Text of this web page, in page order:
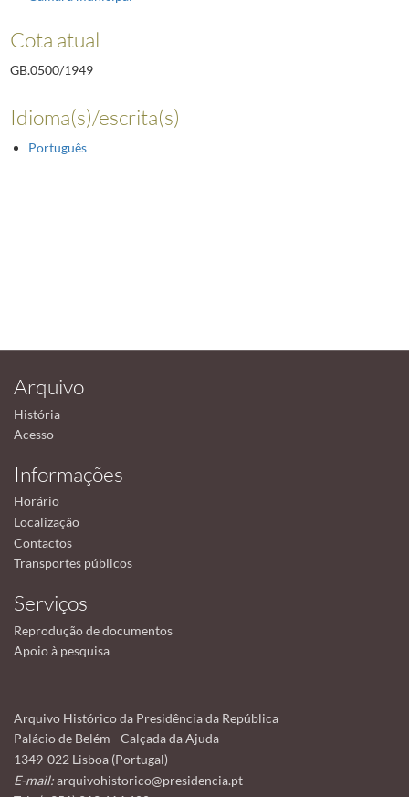
Cota atual
GB.0500/1949
Idioma(s)/escrita(s)
Português
Arquivo
História
Acesso
Informações
Horário
Localização
Contactos
Transportes públicos
Serviços
Reprodução de documentos
Apoio à pesquisa
Arquivo Histórico da Presidência da República
Palácio de Belém - Calçada da Ajuda
1349-022 Lisboa (Portugal)
E-mail:arquivohistorico@presidencia.pt